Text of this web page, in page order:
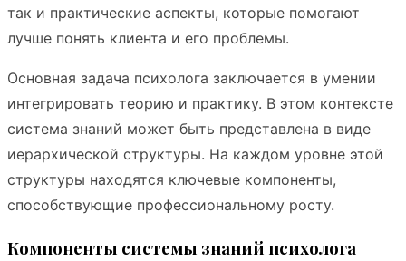
так и практические аспекты, которые помогают
лучше понять клиента и его проблемы.
Основная задача психолога заключается в умении
интегрировать теорию и практику. В этом контексте
система знаний может быть представлена в виде
иерархической структуры. На каждом уровне этой
структуры находятся ключевые компоненты,
способствующие профессиональному росту.
Компоненты системы знаний психолога